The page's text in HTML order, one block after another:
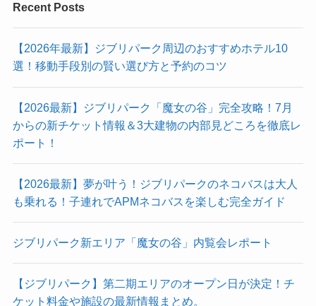
Recent Posts
【2026年最新】ジブリパーク周辺のおすすめホテル10
選！移動手段別の賢い選び方と予約のコツ
【2026最新】ジブリパーク「魔女の谷」完全攻略！7月
からの新チケット情報＆3大建物の内部見どころを徹底レ
ポート！
【2026最新】夢が叶う！ジブリパークのネコバスは大人
も乗れる！子連れでAPMネコバスを楽しむ完全ガイド
ジブリパーク新エリア「魔女の谷」内覧会レポート
【ジブリパーク】第二期エリアのオープン日が決定！チ
ケット料金や施設の最新情報まとめ。